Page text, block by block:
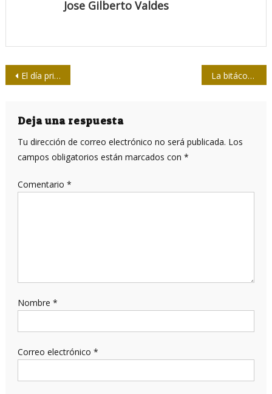
Jose Gilberto Valdes
Navegación
entradas
El día primero de un periodista La bitácora de Mario: últimas entradas
Deja una respuesta
Tu dirección de correo electrónico no será publicada. Los
campos obligatorios están marcados con *
Comentario *
Nombre *
Correo electrónico *